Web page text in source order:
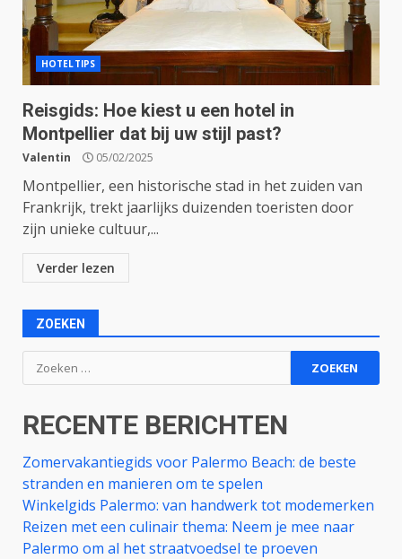
HOTELTIPS
Reisgids: Hoe kiest u een hotel in
Montpellier dat bij uw stijl past?
Valentin 05/02/2025
Montpellier, een historische stad in het zuiden van
Frankrijk, trekt jaarlijks duizenden toeristen door
zijn unieke cultuur,...
Verder lezen
ZOEKEN
Zoeken
naar:
RECENTE BERICHTEN
Zomervakantiegids voor Palermo Beach: de beste
stranden en manieren om te spelen
Winkelgids Palermo: van handwerk tot modemerken
Reizen met een culinair thema: Neem je mee naar
Palermo om al het straatvoedsel te proeven